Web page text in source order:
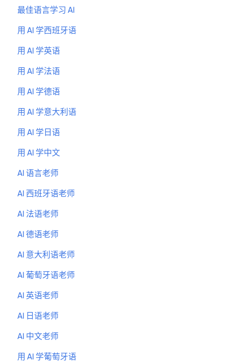
最佳语言学习 AI
用 AI 学西班牙语
用 AI 学英语
用 AI 学法语
用 AI 学德语
用 AI 学意大利语
用 AI 学日语
用 AI 学中文
AI 语言老师
AI 西班牙语老师
AI 法语老师
AI 德语老师
AI 意大利语老师
AI 葡萄牙语老师
AI 英语老师
AI 日语老师
AI 中文老师
用 AI 学葡萄牙语